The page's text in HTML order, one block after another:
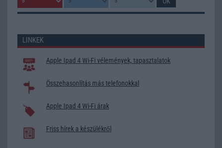
LINKEK
Apple Ipad 4 Wi-Fi vélemények, tapasztalatok
Összehasonlítás más telefonokkal
Apple Ipad 4 Wi-Fi árak
Friss hírek a készülékről